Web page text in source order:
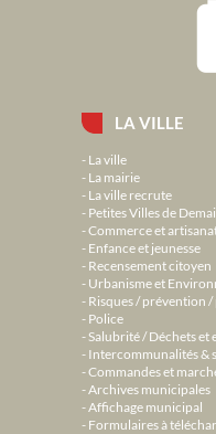
LA VILLE
La ville
La mairie
La ville recrute
Petites Villes de
Commerce et
Enfance et jeunesse
Recensement citoyen
Urbanisme et
Risques / prévention
Police
Salubrité / Déchets et
Intercommunalités &
Commandes et
Archives municipales
Affichage municipal
Formulaires à